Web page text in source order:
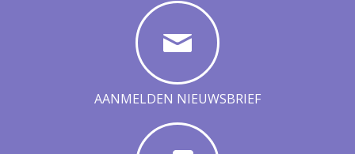
AANMELDEN NIEUWSBRIEF